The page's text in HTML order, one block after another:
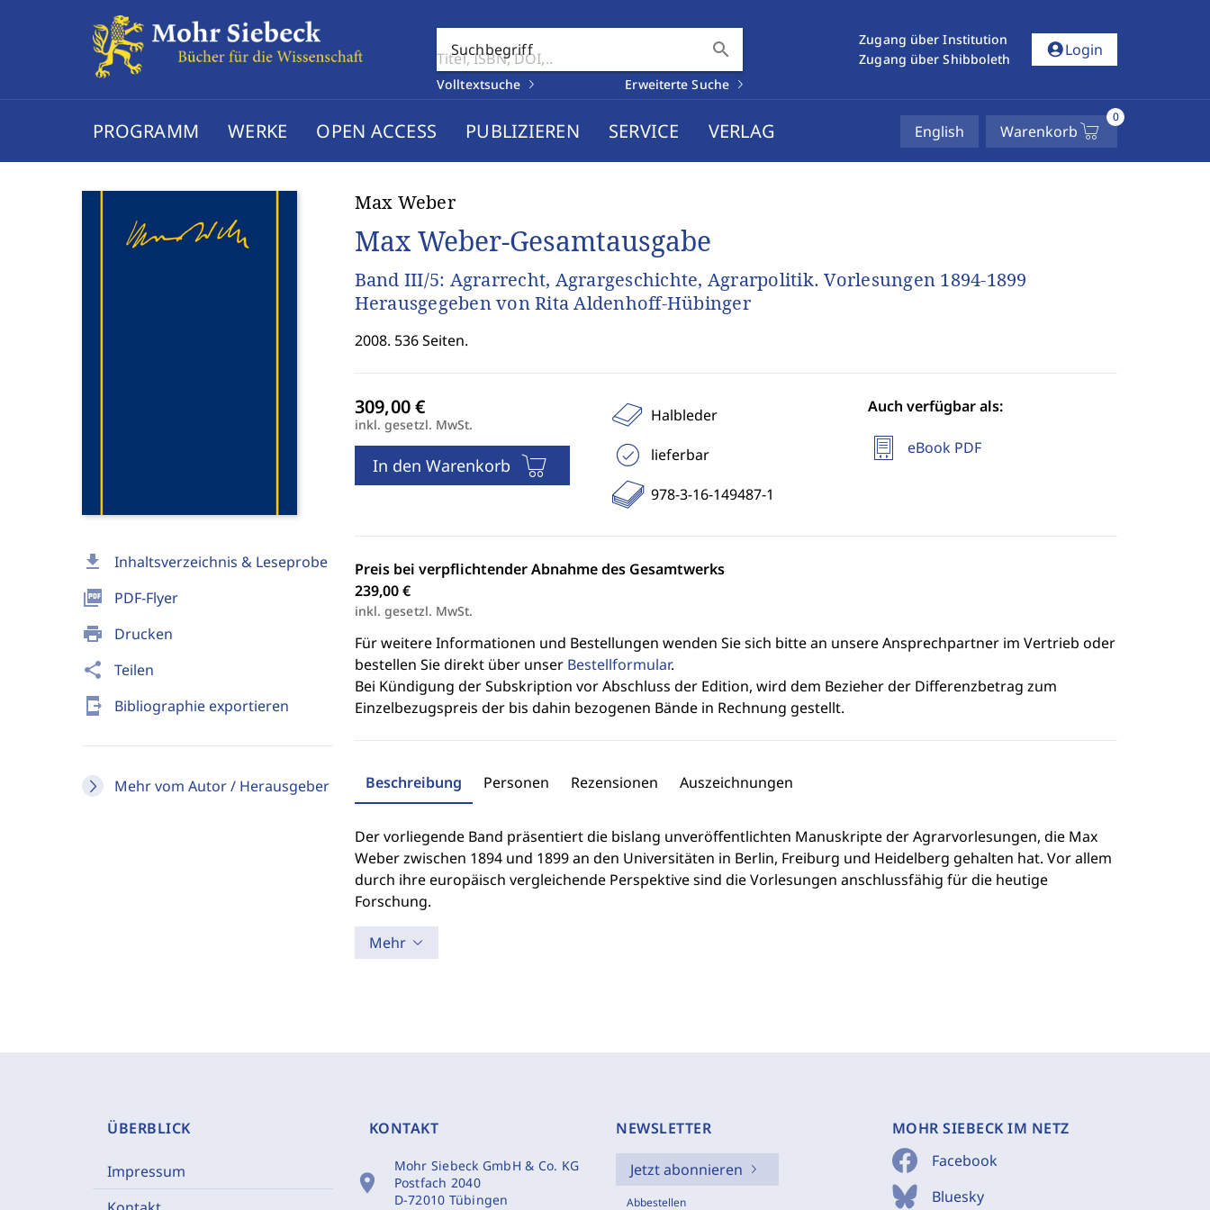
Suchbegriff search
Volltextsuche Erweiterte Suche
Zugang über Institution
Zugang über Shibboleth
account_circleLogin
PROGRAMM WERKE OPEN ACCESS PUBLIZIEREN SERVICE VERLAG English Warenkorb
0
download Inhaltsverzeichnis & Leseprobe
picture_as_pdf PDF-Flyer
print Drucken
share Teilen
send_to_mobile Bibliographie exportieren
Mehr vom Autor / Herausgeber
Max Weber
Max Weber-Gesamtausgabe
Band III/5: Agrarrecht, Agrargeschichte, Agrarpolitik. Vorlesungen 1894-1899
Herausgegeben von Rita Aldenhoff-Hübinger
2008. 536 Seiten.
inkl. gesetzl. MwSt.
In den Warenkorb
Halbleder
lieferbar
978-3-16-149487-1
Auch verfügbar als:
eBook PDF
Preis bei verpflichtender Abnahme des Gesamtwerks
239,00 €
inkl. gesetzl. MwSt.
Für weitere Informationen und Bestellungen wenden Sie sich bitte an unsere Ansprechpartner im Vertrieb oder
bestellen Sie direkt über unser Bestellformular.
Bei Kündigung der Subskription vor Abschluss der Edition, wird dem Bezieher der Differenzbetrag zum
Einzelbezugspreis der bis dahin bezogenen Bände in Rechnung gestellt.
Beschreibung Personen Rezensionen Auszeichnungen
Der vorliegende Band präsentiert die bislang unveröffentlichten Manuskripte der Agrarvorlesungen, die Max
Weber zwischen 1894 und 1899 an den Universitäten in Berlin, Freiburg und Heidelberg gehalten hat. Vor allem
durch ihre europäisch vergleichende Perspektive sind die Vorlesungen anschlussfähig für die heutige
Forschung.
Mehr
ÜBERBLICK
Impressum
KONTAKT
location_on
Mohr Siebeck GmbH & Co. KG
Postfach 2040
D-72010 Tübingen
NEWSLETTER
Jetzt abonnieren
Abbestellen
MOHR SIEBECK IM NETZ
Facebook
Bluesky